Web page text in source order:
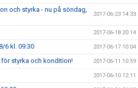
och styrka - nu på söndag,
2017-06-23 14:33
2017-06-18 20:14
6 kl. 09.30 2017-06-17 10:04
för styrka och kondition! 2017-06-11 10:59
2017-06-10 12:11